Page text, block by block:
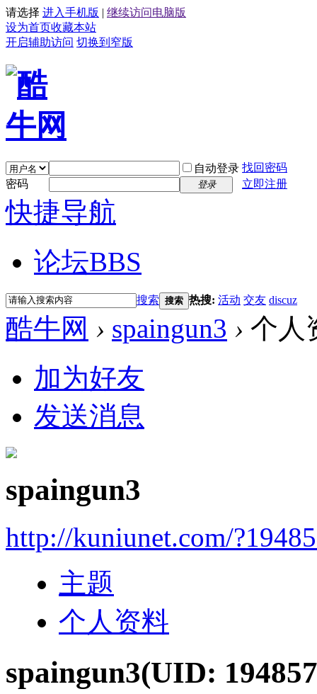
请选择 进入手机版 | 继续访问电脑版
设为首页收藏本站
开启辅助访问 切换到窄版
自动登录 找回密码
密码
登录 立即注册
快捷导航
论坛BBS
搜索 搜索 热搜: 活动 交友 discuz
酷牛网 › spaingun3 › 个人
加为好友
发送消息
spaingun3
http://kuniunet.com/
主题
个人资料
spaingun3(UID: